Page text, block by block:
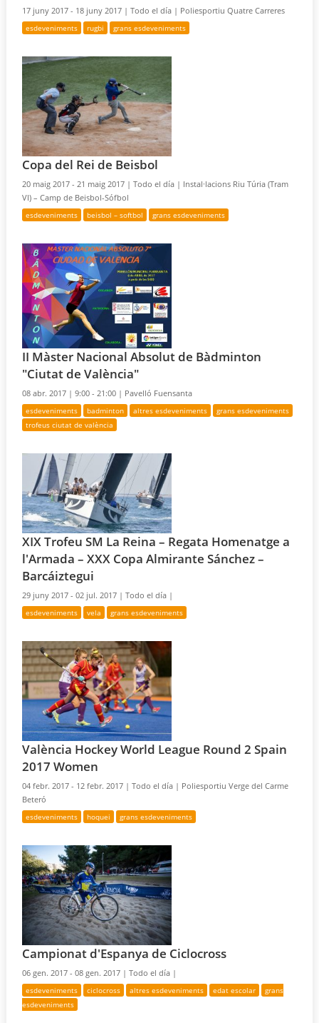
17 juny 2017 - 18 juny 2017 |Todo el día | Poliesportiu Quatre Carreres
esdeveniments rugbi grans esdeveniments
Copa del Rei de Beisbol
20 maig 2017 - 21 maig 2017 |Todo el día | Instal·lacions Riu Túria (Tram
VI) – Camp de Beisbol-Sófbol
esdeveniments beisbol – softbol grans esdeveniments
II Màster Nacional Absolut de Bàdminton
"Ciutat de València"
08 abr. 2017 |9:00 - 21:00 | Pavelló Fuensanta
esdeveniments badminton altres esdeveniments
grans esdeveniments
trofeus ciutat de valència
XIX Trofeu SM La Reina – Regata Homenatge a
l'Armada – XXX Copa Almirante Sánchez –
Barcáiztegui
29 juny 2017 - 02 jul. 2017 |Todo el día |
esdeveniments vela grans esdeveniments
València Hockey World League Round 2 Spain
2017 Women
04 febr. 2017 - 12 febr. 2017 |Todo el día | Poliesportiu Verge del Carme
Beteró
esdeveniments hoquei grans esdeveniments
Campionat d'Espanya de Ciclocross
06 gen. 2017 - 08 gen. 2017 |Todo el día |
esdeveniments ciclocross altres esdeveniments edat escolar
grans
esdeveniments